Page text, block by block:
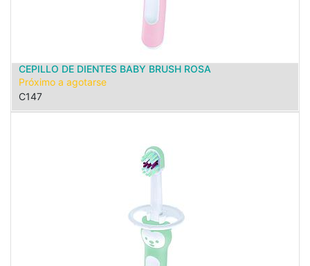
CEPILLO DE DIENTES BABY BRUSH ROSA
Próximo a agotarse
C147